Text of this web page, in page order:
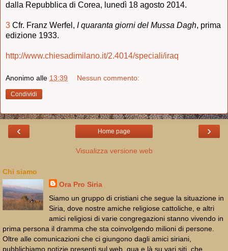
dalla Repubblica di Corea, lunedì 18 agosto 2014.
3 Cfr. Franz Werfel, I quaranta giorni del Mussa Dagh, prima
edizione 1933.
http://www.chiesadimilano.it/2.4014/speciali/iraq
Anonimo alle 13:39 Nessun commento:
Condividi
‹ ›
Home page
Visualizza versione web
Chi siamo
Ora Pro Siria
Siamo un gruppo di cristiani che segue la situazione in
Siria, dove nostre amiche religiose cattoliche, e altri
amici religiosi di varie congregazioni stanno vivendo in
prima persona il dramma che sta coinvolgendo milioni di persone.
Oltre alle comunicazioni che ci giungono dagli amici siriani,
pubblichiamo notizie presenti sul web, qua e là su vari siti, che